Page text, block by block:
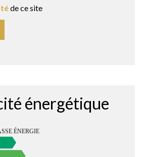
de ce site
énergétique